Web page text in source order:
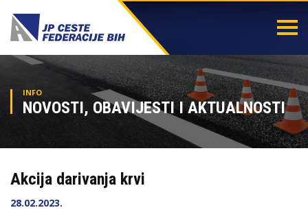
INFO
NOVOSTI, OBAVIJESTI I AKTUALNOSTI
Akcija darivanja krvi
28.02.2023.